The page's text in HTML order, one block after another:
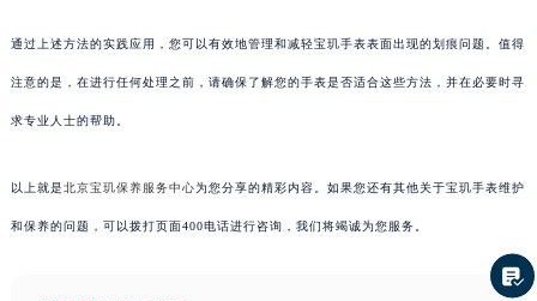
通过上述方法的实践应用，您可以有效地管理和减轻宝玑手表表面出现的划痕问题。值得
注意的是，在进行任何处理之前，请确保了解您的手表是否适合这些方法，并在必要时寻
求专业人士的帮助。
以上就是北京宝玑保养服务中心为您分享的精彩内容。如果您还有其他关于宝玑手表维护
和保养的问题，可以拨打页面400电话进行咨询，我们将竭诚为您服务。